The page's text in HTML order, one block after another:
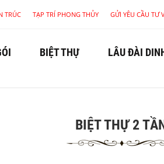
TRÚC TẠP TRÍ PHONG THỦY GỬI YÊU CẦU TƯ
BIỆT THỰ LÂU ĐÀI
BIỆT THỰ 2